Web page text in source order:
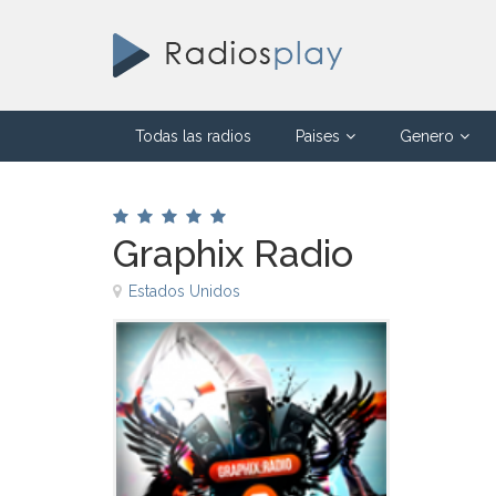
Todas las radios Paises Genero
Graphix Radio
Estados Unidos